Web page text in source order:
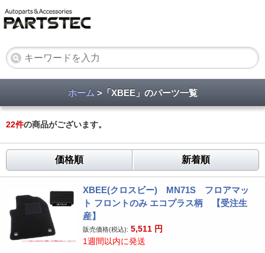
ホーム >「XBEE」のパーツ一覧
22件の商品がございます。
価格順 新着順
XBEE(クロスビー) MN71S フロアマッ
ト フロントのみ エコプラス柄 【受注生
産】
販売価格(税込): 5,511 円
1週間以内に発送